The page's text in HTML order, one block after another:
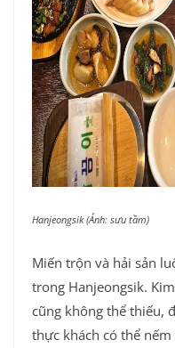
Hanjeongsik (Ảnh: sưu tầm)
Miến trộn và hải sản
trong Hanjeongsik.
cũng không thể thiếu,
thực khách có thể